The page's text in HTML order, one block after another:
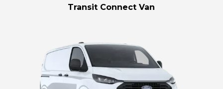
Transit Connect Van